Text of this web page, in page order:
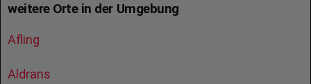
weitere Orte in der Umgebung
Afling
Aldrans